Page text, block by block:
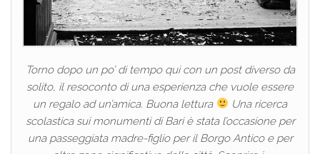
Torno dopo un po’ di tempo qui con un post diverso da
solito, il resoconto di una esperienza che vuole essere
un regalo ad un’amica. Buona lettura
Una ricerca
scolastica sui monumenti di Bari è stata l’occasione per
una passeggiata madre-figlio per il Borgo Antico e per